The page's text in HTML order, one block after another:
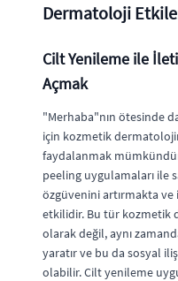
Dermatoloji
Cilt Yenileme ile
Açmak
"Merhaba"nın ötesinde
için kozmetik
faydalanmak
peeling uygulamaları ile
özgüvenini artırmakta
etkilidir. Bu tür kozmetik
olarak değil, aynı
yaratır ve bu da sosyal
olabilir. Cilt yenileme